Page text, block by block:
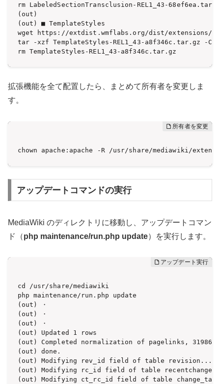
rm LabeledSectionTransclusion-REL1_43-
(out)
(out) ■ TemplateStyles
wget https://extdist.wmflabs.org/dist/extensions/
tar -xzf TemplateStyles-REL1_43-a8f346c.tar.gz -C
rm TemplateStyles-REL1_43-a8f346c.tar.gz
拡張機能を全て配置したら、まとめて所有者を変更しま
す。
chown apache:apache -R /usr/share/mediawiki/
アップデートコマンドの実行
MediaWiki のディレクトリに移動し、アップデートコマン
ド（php maintenance/run.php update）を実行します。
cd /usr/share/mediawiki
php maintenance/run.php update
(out) ・
(out) ・
(out) ・
(out) Updated 1 rows
(out) Completed normalization of pagelinks, 319866
(out) done.
(out) Modifying rev_id field of table
(out) Modifying rc_id field of table
(out) Modifying ct_rc_id field of table